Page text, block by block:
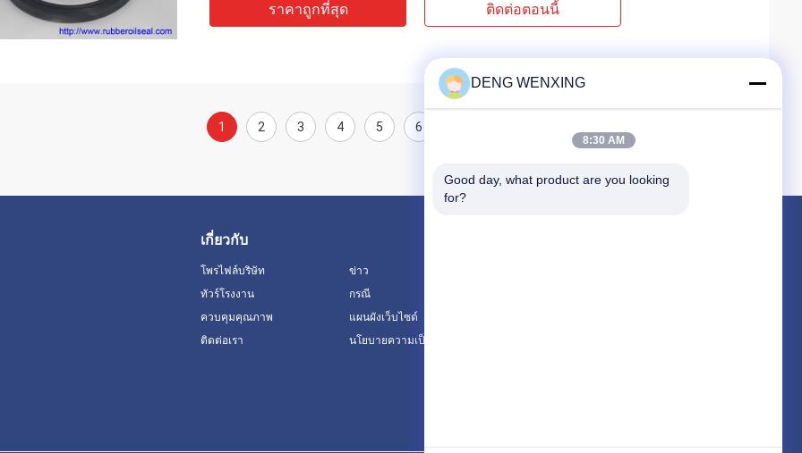
ราคาถูกที่สุด ติดต่อตอนนี้
1 2 3 4 5 6
เกี่ยวกับ
โพรไฟล์บริษัท
ทัวร์โรงงาน
ควบคุมคุณภาพ
ติดต่อเรา
ข่าว
กรณี
แผนผังเว็บไซต์
นโยบายความเป็นส่วนตัว
DENG WENXING
8:30 AM
Good day, what product are you looking
for?